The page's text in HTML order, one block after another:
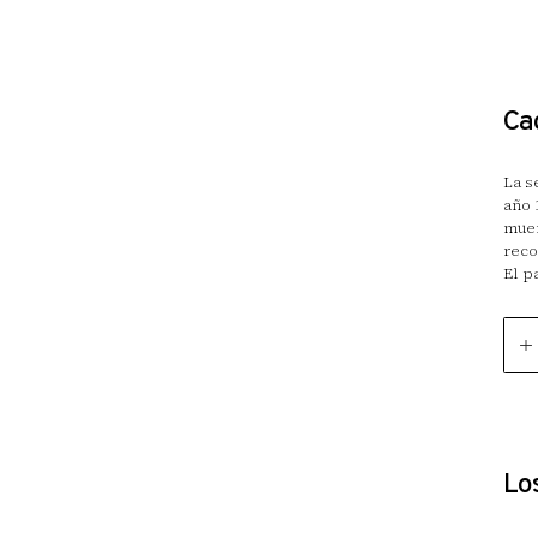
La
año
El